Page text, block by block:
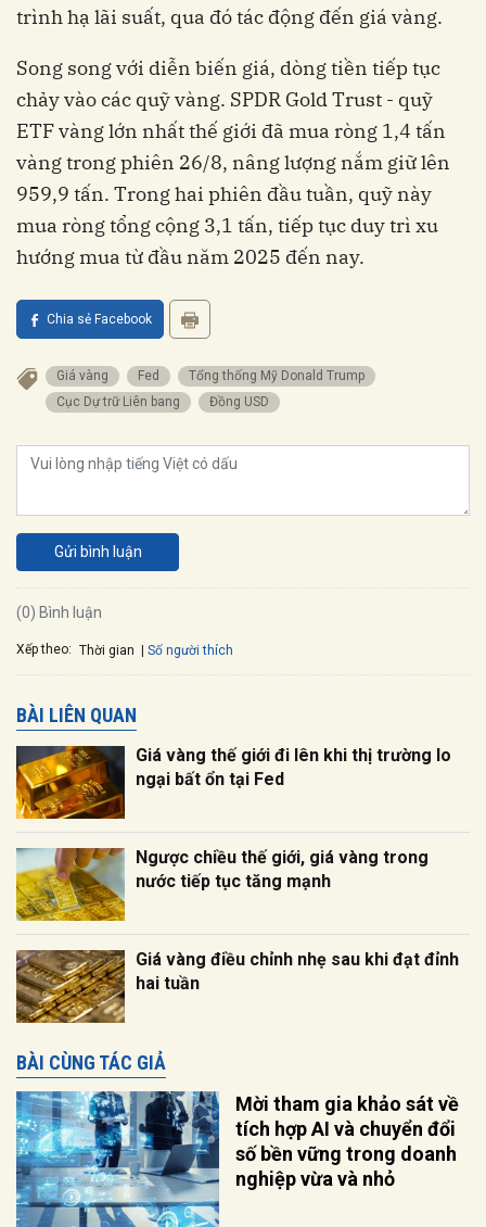
trình hạ lãi suất, qua đó tác động đến giá vàng.
Song song với diễn biến giá, dòng tiền tiếp tục
chảy vào các quỹ vàng. SPDR Gold Trust - quỹ
ETF vàng lớn nhất thế giới đã mua ròng 1,4 tấn
vàng trong phiên 26/8, nâng lượng nắm giữ lên
959,9 tấn. Trong hai phiên đầu tuần, quỹ này
mua ròng tổng cộng 3,1 tấn, tiếp tục duy trì xu
hướng mua từ đầu năm 2025 đến nay.
Chia sẻ Facebook
Giá vàng Fed
Tổng thống Mỹ Donald Trump
Cục Dự trữ Liên bang
Đồng USD
Gửi bình luận
(0) Bình luận
Xếp theo: Thời gian Số người thích
BÀI LIÊN QUAN
Giá vàng thế giới đi lên khi thị trường lo
ngại bất ổn tại Fed
Ngược chiều thế giới, giá vàng trong
nước tiếp tục tăng mạnh
Giá vàng điều chỉnh nhẹ sau khi đạt đỉnh
hai tuần
BÀI CÙNG TÁC GIẢ
Mời tham gia khảo sát về
tích hợp AI và chuyển đổi
số bền vững trong doanh
nghiệp vừa và nhỏ